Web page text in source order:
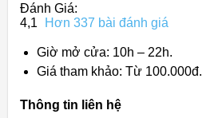
Đánh Giá:
4,1
Hơn 337 bài đánh giá
Giờ mở cửa: 10h – 22h.
Giá tham khảo: Từ 100.000đ.
Thông tin liên hệ